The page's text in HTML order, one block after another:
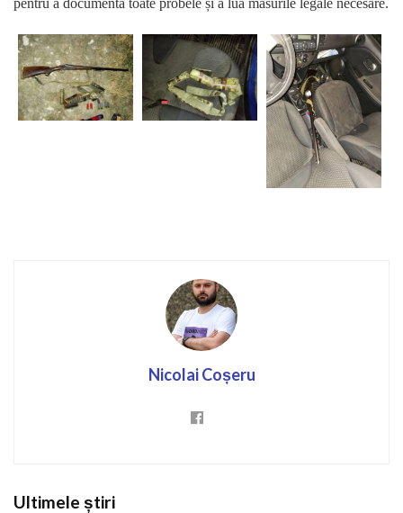
pentru a documenta toate probele și a lua măsurile legale necesare.
Nicolai Coșeru
Ultimele știri